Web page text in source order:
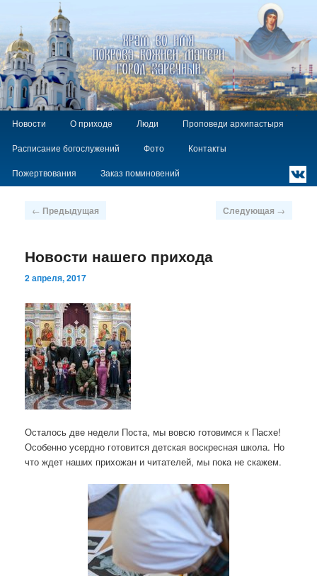
Храм Покрова Божией Матери г.
Заречный
Главное
Перейти
основному
содержимому
Новости О приходе Люди Проповеди архипастыря
Расписание богослужений Фото Контакты
Пожертвования Заказ поминовений
`
Навигация
← Предыдущая Следующая →
Новости нашего прихода
2 апреля, 2017
Осталось две недели Поста, мы вовсю готовимся к Пасхе!
Особенно усердно готовится детская воскресная школа. Но
что ждет наших прихожан и читателей, мы пока не скажем.